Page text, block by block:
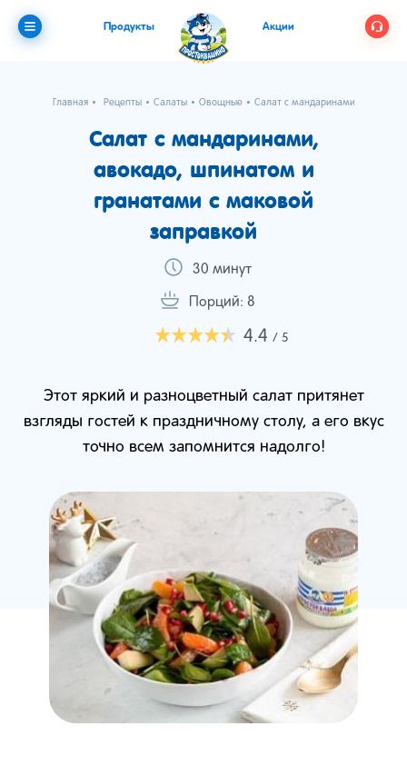
Продукты Акции
Главная Рецепты Салаты Овощные Салат с мандаринами, авокадо,
Салат с мандаринами,
авокадо, шпинатом и
гранатами с маковой
заправкой
30 минут
Порций: 8
4.4 / 5
Этот яркий и разноцветный салат притянет
взгляды гостей к праздничному столу, а его вкус
точно всем запомнится надолго!